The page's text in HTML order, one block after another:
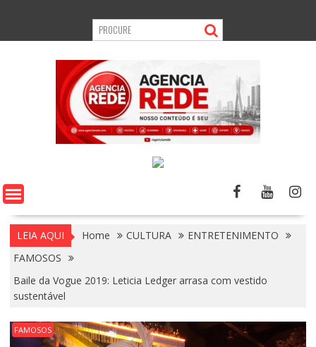
LEIA AQUI Home CULTURA
ENTRETENIMENTO
FAMOSOS
Baile da Vogue 2019: Leticia Ledger arrasa com vestido
sustentável
FAMOSOS